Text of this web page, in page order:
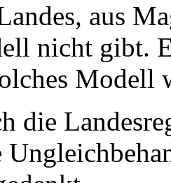
aus
nicht gibt.
Modell
die